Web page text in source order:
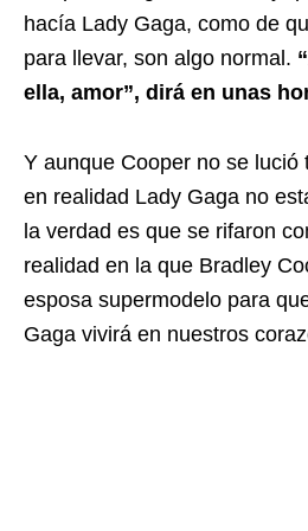
hacía Lady Gaga, como de
para llevar, son algo normal.
ella, amor”, dirá en unas
Y aunque Cooper no se lució
en realidad Lady Gaga no
la verdad es que se rifaron
realidad en la que Bradley
esposa supermodelo para
Gaga vivirá en nuestros